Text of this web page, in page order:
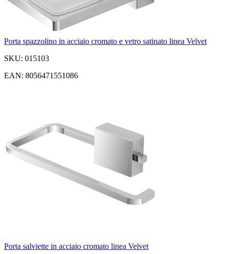
Porta spazzolino in acciaio cromato e vetro satinato linea Velvet
SKU: 015103
EAN: 8056471551086
Porta salviette in acciaio cromato linea Velvet